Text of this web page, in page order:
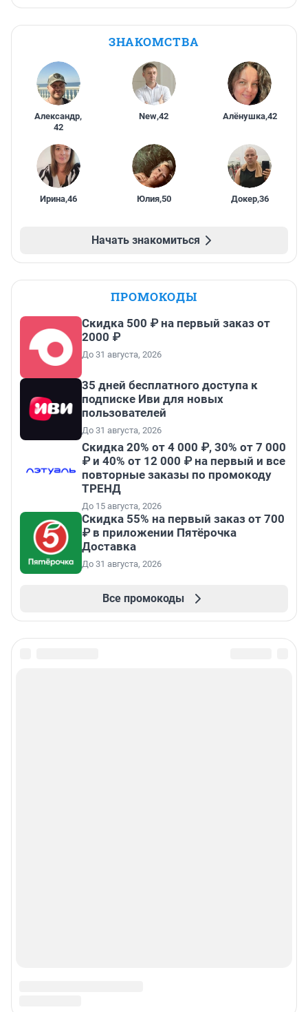
ЗНАКОМСТВА
Александр,
42
New,42 Алёнушка,42
Ирина,46 Юлия,50 Докер,36
Начать знакомиться
ПРОМОКОДЫ
Скидка 500 ₽ на первый заказ от
2000 ₽
До 31 августа, 2026
35 дней бесплатного доступа к
подписке Иви для новых
пользователей
До 31 августа, 2026
Скидка 20% от 4 000 ₽, 30% от 7 000
₽ и 40% от 12 000 ₽ на первый и все
повторные заказы по промокоду
ТРЕНД
До 15 августа, 2026
Скидка 55% на первый заказ от 700
₽ в приложении Пятёрочка
Доставка
До 31 августа, 2026
Все промокоды